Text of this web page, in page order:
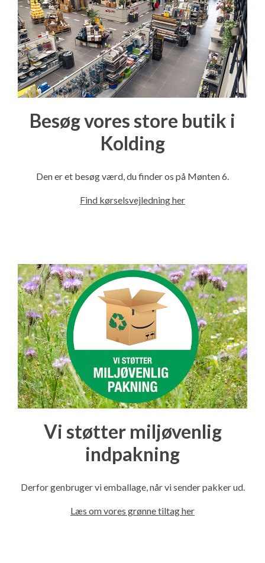
Besøg vores store butik i
Kolding
Den er et besøg værd, du finder os på Mønten 6.
Find kørselsvejledning her
Vi støtter miljøvenlig
indpakning
Derfor genbruger vi emballage, når vi sender pakker ud.
Læs om vores grønne tiltag her